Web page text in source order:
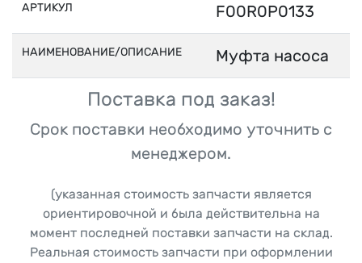
АРТИКУЛ F00R0P0133
НАИМЕНОВАНИЕ/ОПИСАНИЕ Муфта насоса
Поставка под заказ!
Срок поставки необходимо уточнить с
менеджером.
(указанная стоимость запчасти является
ориентировочной и была действительна на
момент последней поставки запчасти на склад.
Реальная стоимость запчасти при оформлении